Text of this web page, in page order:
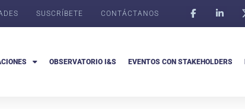
SUSCRÍBETE CONTÁCTANOS
OBSERVATORIO I&S EVENTOS CON STAKEHOLDERS